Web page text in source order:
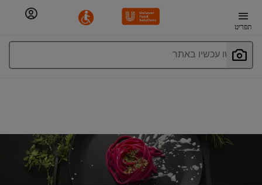
תפריט
חפשו עכשיו באתר